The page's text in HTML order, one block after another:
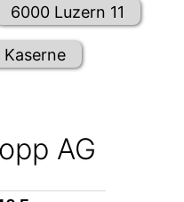
6000 Luzern 11
AG